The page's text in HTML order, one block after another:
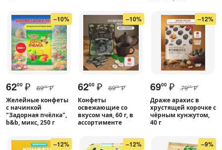
–10%
6200 ₽ 6900 ₽
Желейные конфеты
с начинкой
"Задорная пчёлка",
b&b, микс, 250 г
–10%
6200 ₽ 6900 ₽
Конфеты
освежающие со
вкусом чая, 60 г, в
ассортименте
–12%
6900 ₽ 7900 ₽
Драже арахис в
хрустящей корочке с
чёрным кунжутом,
40 г
–12% –12% –9%